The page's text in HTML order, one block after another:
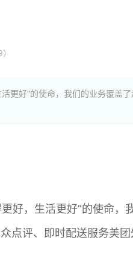
更好”的使命，我们的业务覆盖了
好，生活更好”的使命，
点评、即时配送服务美团